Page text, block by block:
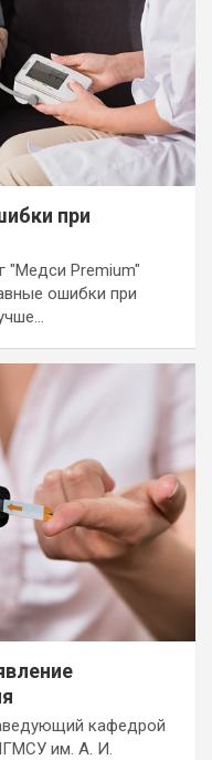
при
"Медси Premium"
ошибки при
кафедрой
им. А. И.